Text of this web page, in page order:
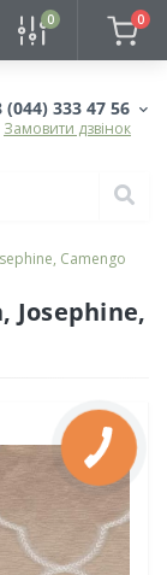
0 0
(044) 333 47 56
Замовити дзвінок
Camengo
Josephine,